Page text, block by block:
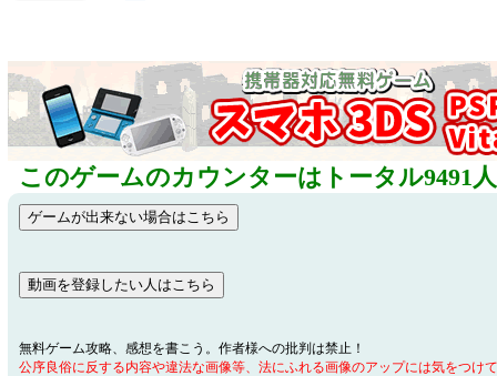
このゲームのカウンターはトータル9491
無料ゲーム攻略、感想を書こう。作者様への批判は禁止！
公序良俗に反する内容や違法な画像等、法にふれる画像のアップには気をつけ